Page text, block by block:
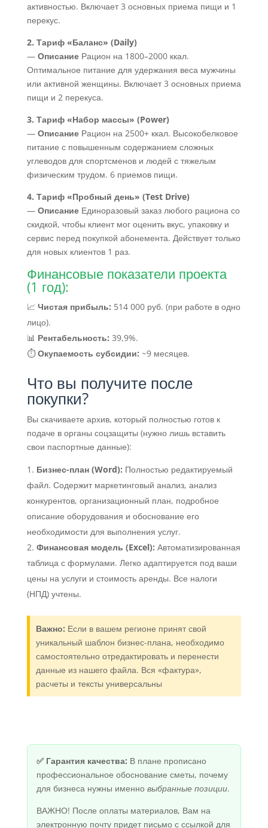
активностью. Включает 3 основных приема пищи и 1
перекус.
2. Тариф «Баланс» (Daily)
— ОписаниеРацион на 1800–2000 ккал.
Оптимальное питание для удержания веса мужчины
или активной женщины. Включает 3 основных приема
пищи и 2 перекуса.
3. Тариф «Набор массы» (Power)
— ОписаниеРацион на 2500+ ккал. Высокобелковое
питание с повышенным содержанием сложных
углеводов для спортсменов и людей с тяжелым
физическим трудом. 6 приемов пищи.
4. Тариф «Пробный день» (Test Drive)
— ОписаниеЕдиноразовый заказ любого рациона со
скидкой, чтобы клиент мог оценить вкус, упаковку и
сервис перед покупкой абонемента. Действует только
для новых клиентов 1 раз.
Финансовые показатели проекта
(1 год):
📈 Чистая прибыль: 514 000 руб. (при работе в одно
лицо).
📊 Рентабельность: 39,9%.
⏱Окупаемость субсидии: ~9 месяцев.
Что вы получите после
покупки?
Вы скачиваете архив, который полностью готов к
подаче в органы соцзащиты (нужно лишь вставить
свои паспортные данные):
Бизнес-план (Word): Полностью редактируемый
файл. Содержит маркетинговый анализ, анализ
конкурентов, организационный план, подробное
описание оборудования и обоснование его
необходимости для выполнения услуг.
Финансовая модель (Excel): Автоматизированная
таблица с формулами. Легко адаптируется под ваши
цены на услуги и стоимость аренды. Все налоги
(НПД) учтены.
Важно: Если в вашем регионе принят свой
уникальный шаблон бизнес-плана, необходимо
самостоятельно отредактировать и перенести
данные из нашего файла. Вся «фактура»,
расчеты и тексты универсальны
✅ Гарантия качества: В плане прописано
профессиональное обоснование сметы, почему
для бизнеса нужны именно выбранные позиции.
ВАЖНО! После оплаты материалов, Вам на
электронную почту придет письмо с ссылкой для